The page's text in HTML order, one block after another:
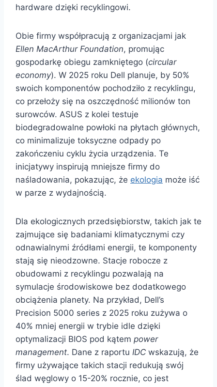
hardware dzięki recyklingowi.
Obie firmy współpracują z organizacjami jak
Ellen MacArthur Foundation, promując
gospodarkę obiegu zamkniętego (circular
economy). W 2025 roku Dell planuje, by 50%
swoich komponentów pochodziło z recyklingu,
co przełoży się na oszczędność milionów ton
surowców. ASUS z kolei testuje
biodegradowalne powłoki na płytach głównych,
co minimalizuje toksyczne odpady po
zakończeniu cyklu życia urządzenia. Te
inicjatywy inspirują mniejsze firmy do
naśladowania, pokazując, że ekologia może iść
w parze z wydajnością.
Dla ekologicznych przedsiębiorstw, takich jak te
zajmujące się badaniami klimatycznymi czy
odnawialnymi źródłami energii, te komponenty
stają się nieodzowne. Stacje robocze z
obudowami z recyklingu pozwalają na
symulacje środowiskowe bez dodatkowego
obciążenia planety. Na przykład, Dell’s
Precision 5000 series z 2025 roku zużywa o
40% mniej energii w trybie idle dzięki
optymalizacji BIOS pod kątem power
management. Dane z raportu IDC wskazują, że
firmy używające takich stacji redukują swój
ślad węglowy o 15-20% rocznie, co jest